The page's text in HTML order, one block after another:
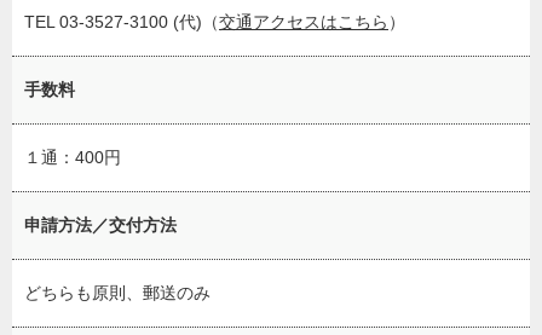
TEL 03-3527-3100 (代)（交通アクセスはこちら ）
手数料
１通：400円
申請方法／交付方法
どちらも原則、郵送のみ